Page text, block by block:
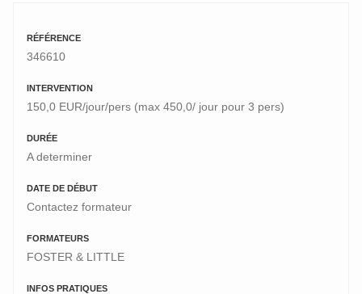
RÉFÉRENCE
346610
INTERVENTION
150,0 EUR/jour/pers (max 450,0/ jour pour 3 pers)
DURÉE
A determiner
DATE DE DÉBUT
Contactez formateur
FORMATEURS
FOSTER & LITTLE
INFOS PRATIQUES